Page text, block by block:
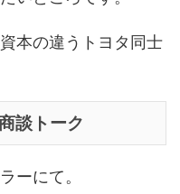
本の違うトヨタ同士
談トーク
ーにて。